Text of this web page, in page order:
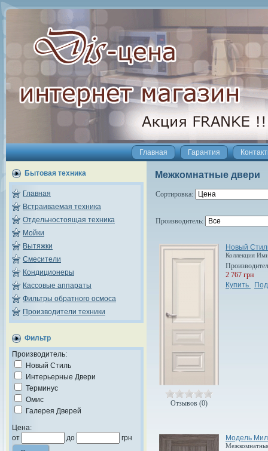
Главная Гарантия
Бытовая техника
Главная
Встраиваемая техника
Отдельностоящая техника
Мойки
Вытяжки
Смесители
Кондиционеры
Кассовые аппараты
Фильтры обратного осмоса
Производители техники
Фильтр
Производитель:
Новый Стиль
Интерьерные Двери
Терминус
Омис
Галерея Дверей
Цена:
от
до грн
Межкомнатные двери
Сортировка:
Производитель:
Отзывов (0)
Новый
Коллекция
2 767 грн
Купить
Модель